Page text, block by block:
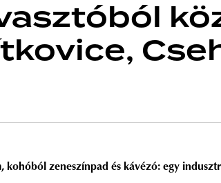
zeneszínpad és kávézó: egy